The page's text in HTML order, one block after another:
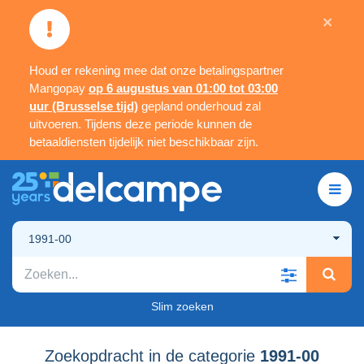
Houd er rekening mee dat onze betalingspartner
Mangopay op 6 augustus van 01:00 tot 03:00
uur (Brusselse tijd) gepland onderhoud zal
uitvoeren. Tijdens deze periode kunnen de
betaaldiensten tijdelijk niet beschikbaar zijn.
×
1991-00
Slim zoeken
Zoekopdracht in de categorie 1991-00